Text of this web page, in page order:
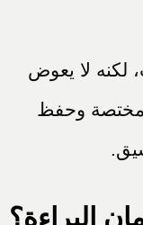
لكنه لا يعوض
وحفظ
البراءة؟